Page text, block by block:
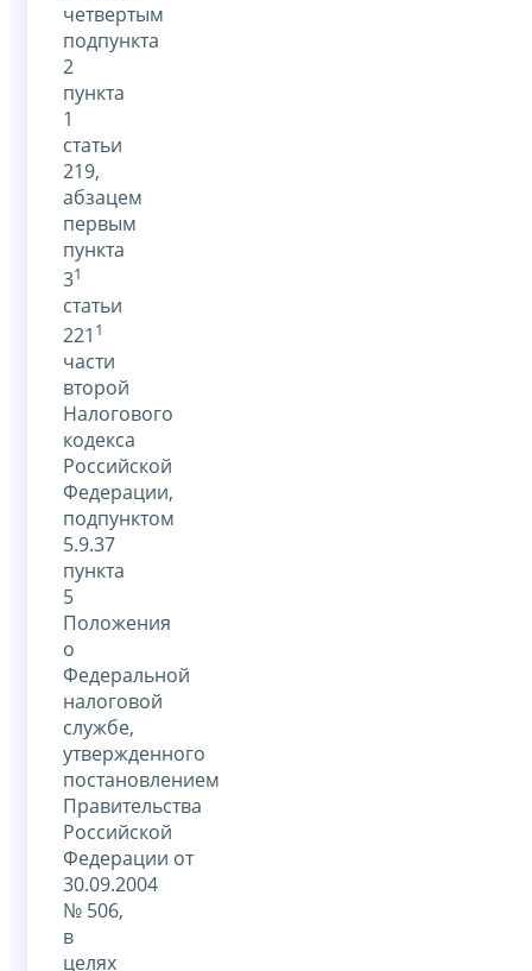
четвертым
подпункта
2
пункта
1
статьи
219,
абзацем
первым
пункта
31
статьи
221 1
части
второй
Налогового
кодекса
Российской
Федерации,
подпунктом
5.9.37
пункта
5
Положения
о
Федеральной
налоговой
службе,
утвержденного
постановлением
Правительства
Российской
Федерации от
30.09.2004
№ 506,
в
целях